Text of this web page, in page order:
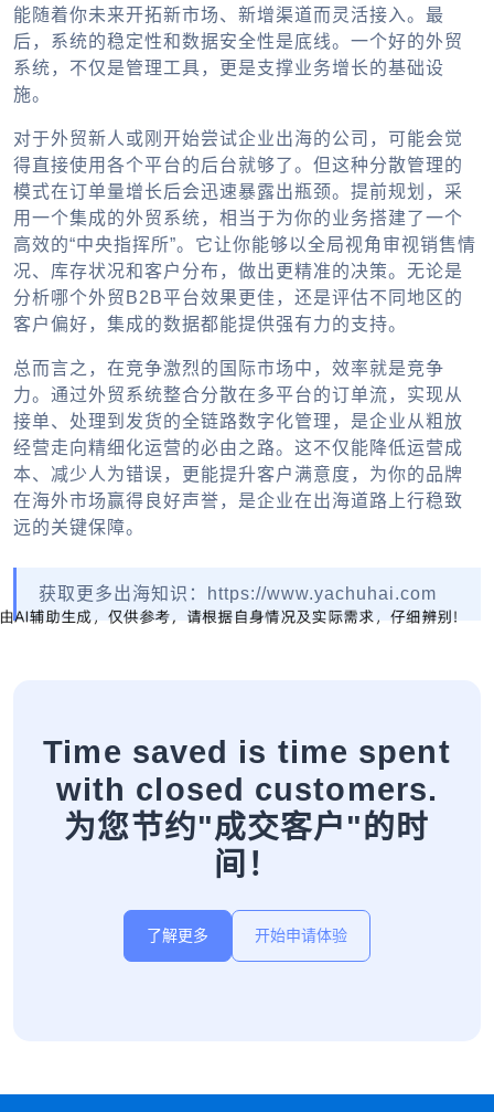
能随着你未来开拓新市场、新增渠道而灵活接入。最
后，系统的稳定性和数据安全性是底线。一个好的外贸
系统，不仅是管理工具，更是支撑业务增长的基础设
施。
对于外贸新人或刚开始尝试企业出海的公司，可能会觉
得直接使用各个平台的后台就够了。但这种分散管理的
模式在订单量增长后会迅速暴露出瓶颈。提前规划，采
用一个集成的外贸系统，相当于为你的业务搭建了一个
高效的“中央指挥所”。它让你能够以全局视角审视销售情
况、库存状况和客户分布，做出更精准的决策。无论是
分析哪个外贸B2B平台效果更佳，还是评估不同地区的
客户偏好，集成的数据都能提供强有力的支持。
总而言之，在竞争激烈的国际市场中，效率就是竞争
力。通过外贸系统整合分散在多平台的订单流，实现从
接单、处理到发货的全链路数字化管理，是企业从粗放
经营走向精细化运营的必由之路。这不仅能降低运营成
本、减少人为错误，更能提升客户满意度，为你的品牌
在海外市场赢得良好声誉，是企业在出海道路上行稳致
远的关键保障。
获取更多出海知识：https://www.yachuhai.com
Time saved is time spent
with closed customers.
为您节约"成交客户"的时
间！
了解更多 开始申请体验